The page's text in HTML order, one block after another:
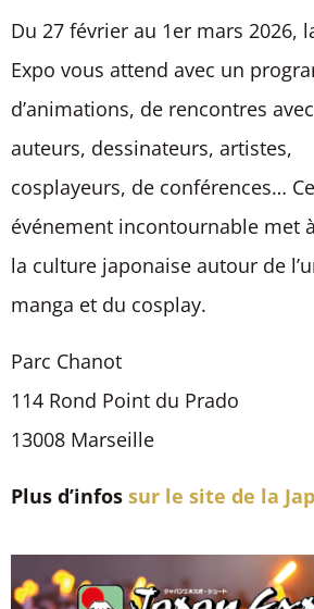
Du 27 février au 1er mars 2026,
Expo vous attend avec un
d’animations, de rencontres
auteurs, dessinateurs, artistes,
cosplayeurs, de conférences…
événement incontournable met
la culture japonaise autour de
manga et du cosplay.
Parc Chanot
114 Rond Point du Prado
13008 Marseille
Plus d’infos sur le site de la